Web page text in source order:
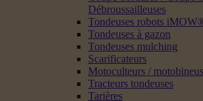
Débroussailleuses
Tondeuses robots
Tondeuses à gazon
Tondeuses mulching
Scarificateurs
Motoculteurs /
Tracteurs tondeuses
Tarières